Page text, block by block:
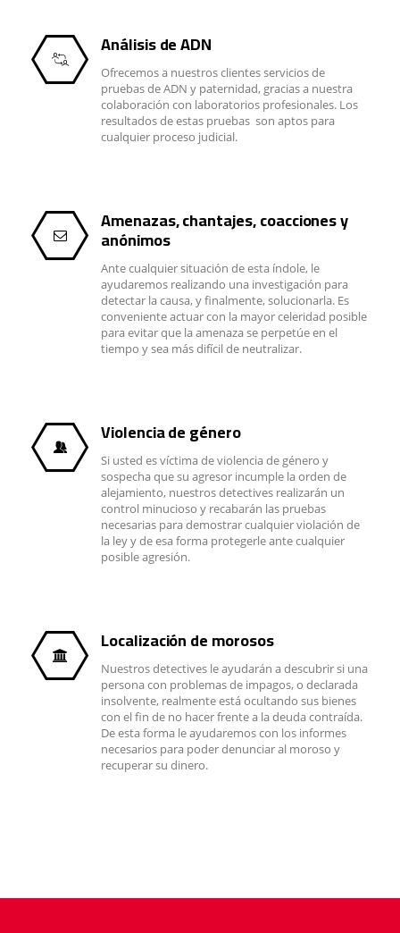
Análisis de ADN
Ofrecemos a nuestros clientes servicios de
pruebas de ADN y paternidad, gracias a nuestra
colaboración con laboratorios profesionales. Los
resultados de estas pruebas son aptos para
cualquier proceso judicial.
Amenazas, chantajes, coacciones y
anónimos
Ante cualquier situación de esta índole, le
ayudaremos realizando una investigación para
detectar la causa, y finalmente, solucionarla. Es
conveniente actuar con la mayor celeridad posible
para evitar que la amenaza se perpetúe en el
tiempo y sea más difícil de neutralizar.
Violencia de género
Si usted es víctima de violencia de género y
sospecha que su agresor incumple la orden de
alejamiento, nuestros detectives realizarán un
control minucioso y recabarán las pruebas
necesarias para demostrar cualquier violación de
la ley y de esa forma protegerle ante cualquier
posible agresión.
Localización de morosos
Nuestros detectives le ayudarán a descubrir si una
persona con problemas de impagos, o declarada
insolvente, realmente está ocultando sus bienes
con el fin de no hacer frente a la deuda contraída.
De esta forma le ayudaremos con los informes
necesarios para poder denunciar al moroso y
recuperar su dinero.